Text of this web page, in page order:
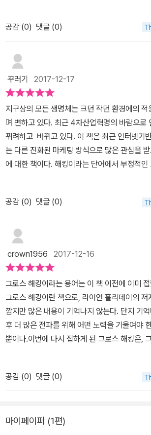
지, TV 등이 그것이죠. 스타트업은 개발 도상
국, 안정된 developed countries에서 성황이
을 리 만무합니다. 그들이 의존한 홍보 수단은
S)라 불리는 한정된 가상 공간에서 소수 인맥을
리는 것이었는데, 이게 의외로 종전의 채널이나
더 좋았던 겁니다. 우리네 카카오톡이 처음에
에게 다가섰는지 한번 되새겨 보면 좋을 것 같
음에 '공짜 문자'라는 기능 하나로 이동통신 가
데, 이 '입소문'의 위력이 당시에는 매우 컸습니
이상 요금제라면 원칙적으로 문자메시지(구 컬
분이 제한되어 있었죠. 한편 3G가 막 완성단계
터는 (속도가 꽤 느렸을망정) 무제한으로 제공
기를 놓치지 않고, 그들은 망 중립성이라는 정
의 전국민 서비스(앱)로 단기에 도약했는데, 자
들이 본래의 직분을 가리지 않고 고객들의 요구
대하는 모습을 떠올려 보십시오. 바로 그게 그로
다. 카카오톡이 또, TV나 신문 등에 전통 방식의
던가요? 저는 당시는 물론 지금도 그 회사가 그
하는 걸 못 봤습니다. 만약 홍보비 때문에 거액
에 성장 대가 상당 부분을 희생했다면 오늘날
한 입지를 찾기 어려웠을 겁니다. 그로스 해킹
타 직원 모두가 혼연일체가 되어 움직이는 프
라도 했는지, 저자들은 '처음이 어려울 뿐' (책에
탄력이 붙는다는 식으로 독자를 독려하는군요.
부서간 장벽을 허물고, 다소는 책임과 권한의
어떻게 마케팅을 해야 효과적인지에 대한 고민
줄 수 있을 것이다. 역시 마케팅도 배워야 할 영
느끼게 해준 책이었다.
은 서비스를 이용할 수 있게 해 준 것이 차이점
을 통해 그로스 해킹에 대해 아주 상세히 설명하
린 스타트업과 애자일 방법을 잘 믹스한 마케팅
다.또 하나의 멋진 매시업인 것이다.아래의 그림
을 아주 간략하게, 하지만 아주 정확하게 보여준
를 취합하여 분석하고, 그 결과를 바탕으로 다
를 낸다.그 중 우선순위를 정해 실험하여 그 결
러한 선순환 구조를 빠르게 하는 것이 바로 그
방법인 린 스타트업과 크게 다른게 없어 보인
은 기획, 마케팅 부서만의 일이였다면 그로스
의 정보를 공개하고, 무엇을 최우선으로 어필
어쩌면 이것이 기존의 마케팅 방법과 가장 큰 차
다.그렇기에 규모가 큰 조직보다는 작은 조직
법일 것이다.이 책을 통해 그동안 간과하고 있었
신 기술을 배울 수 있었다.그리고 이것을 내가
떤 방식으로 접목시킬 수 있을지 생각해 본다.
다. 책에서는 그로스 해킹 팀 구축방법 및 그들
술하고 있습니다. 여러가지 전략들로 고객 유치
있습니다. 그로스 해킹 기법 몇가지 기법을 소
번째, 머스트 해브인가 기법입니다.가장 기본적
의 눈에 꼭 가지고 싶은것으로 비치는 제품을 가
다. 두번째,성장 전략을 결정하는 것입니다. 성
도로 실험하는 단계로 이동하기 전에 성장을 어
장의 지겟대를 파악하는 것입니다. 셋번째,다양
한다.더 많이 실험 할수록 더 많은 것을 배웁니
능성을 찾는 일은 실험의 양에 좌우합니다. 마
라서 자주 바뀝니다. 그로스 해킹 기법도 한종
니다. 책에서 소개 했던 여러가지 기법들을 이
하여 수익을 많이 낼수 있는 자신만의 방법을
의 성장을 위해서 자주 활용할 만한 가치가 있다
공감 (0) 댓글 (0)
꾸러기 2017-12-17
지구상의 모든 생명체는 크던 작던 환경에의
며 변하고 있다. 최근 4차산업혁명의 바람으로
뀌려하고 바뀌고 있다. 이 책은 최근 인터넷기
는 다른 진화된 마케팅 방식으로 많은 관심을
에 대한 책이다. 해킹이라는 단어에서 부정적인
따라 기존에 적용하던 방식의 마케팅으로는 한
장이라는 미션을 위해 그걸 타계고자 하는 방법
된 방식이다. 제품의 마케팅을 최적화하기 위
히 분석하여 효과적으로 고객에게 접근할 수 있
박스의 입소문에 의한 홍보사례를 시발점으로
비트토렌트 등의 마케팅 방식에 적용되어 큰 효
책은 크게 두부분으로 나뉘어 있다, 1부에서는
반적인 소개와 어떻게 팀을 꾸려야 하고 그 팀
함되어야 하는지 등의 얘기가 실려 있으며, 2부
에 대해 상세히 기술되고 있다. 기존의 마케팅
객을 분석하는데 주안점이 있었다면, 그로스
위도 포함하지만 한발짝 더 나가는 마케팅 행
행위는 기존 마케팅팀의 역량외에 제품이나 엔
된다.모든 기업의 목표에는 성장이라는 단어가
생각한다. 그 성장을 이루려는데 막힘이 있는
공감 (0) 댓글 (0)
crown1956 2017-12-16
그로스 해킹이라는 용어는 이 책 이전에 이미
그로스 해킹이란 책으로, 라이언 홀리데이의
깝지만 많은 내용이 기억나지 않는다. 단지 기
후 더 많은 전파를 위해 어떤 노력을 기울여야
뿐이다.이번에 다시 접하게 된 그로스 해킹은,
에, 진화된이라는 말도 훨씬 더 명확해졌다. 제
매체들을 통해 고객과 소통하고 마케팅했던 과
씬 더 복잡해졌다. 이는, 그만큼의 기회가 늘어
심지어는 고객을 분석할 수 있는 툴인 데이터분
공감 (0) 댓글 (0)
마이페이퍼 (1편)